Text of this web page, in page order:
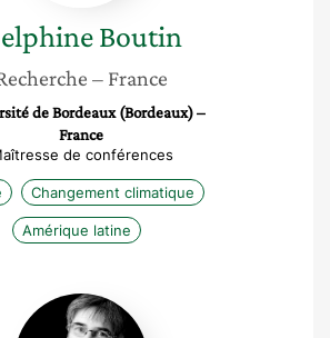
Boutin
– France
de Bordeaux (Bordeaux) –
France
de conférences
Changement climatique
Amérique latine
Sylvie
Ligny